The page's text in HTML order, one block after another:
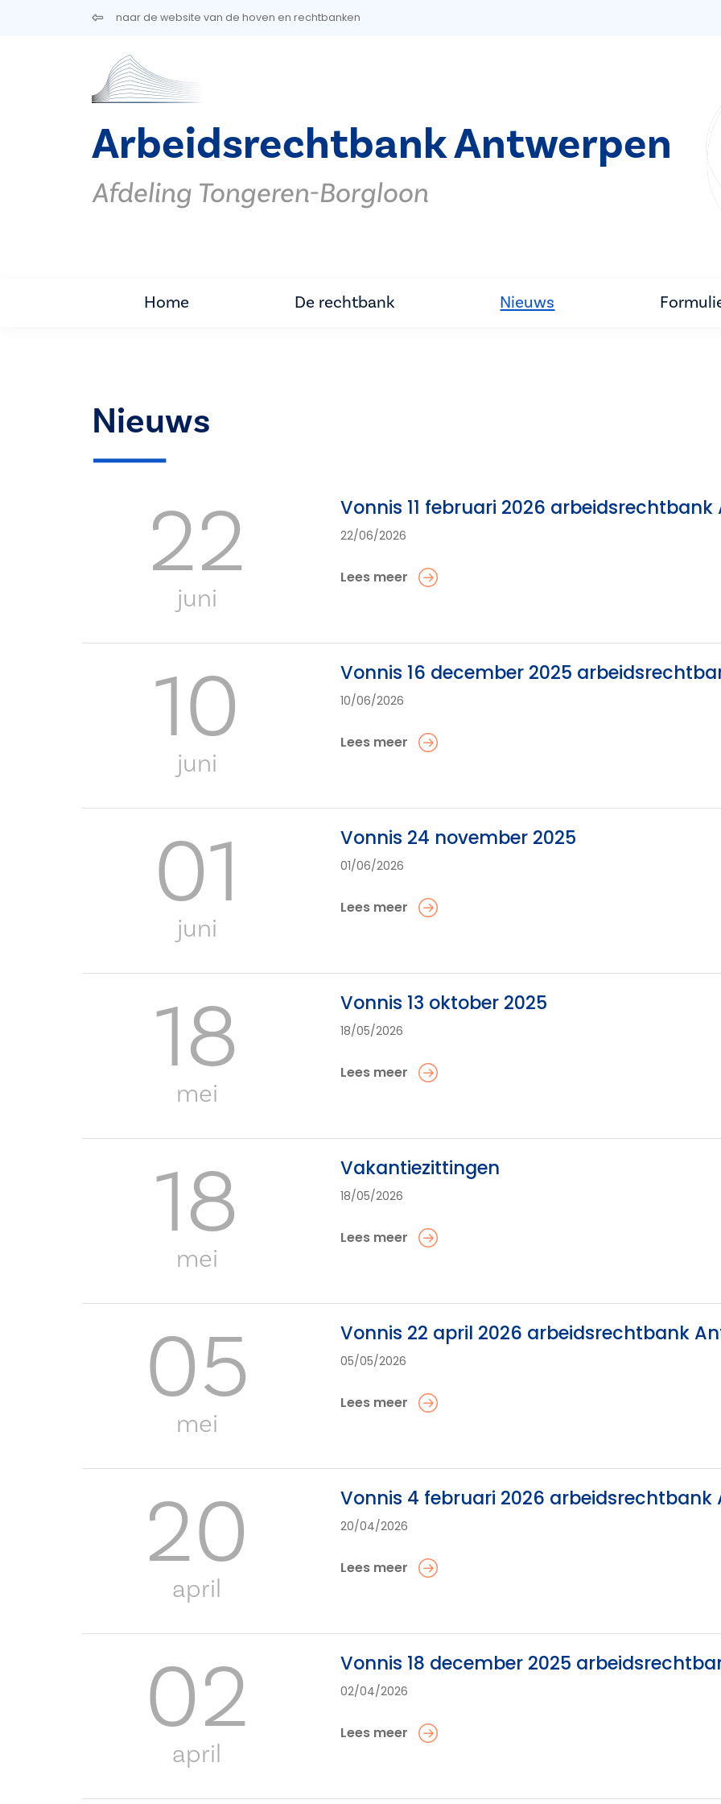
Overslaan en naar de inhoud gaannaar de website van de hoven en rechtbanken
Arbeidsrechtbank Antwerpen
Afdeling Tongeren-Borgloon
Home De rechtbank Nieuws
Nieuws
22
juni
Vonnis 11 februari 2026
22/06/2026
Lees meer
10
juni
Vonnis 16 december 2025
10/06/2026
Lees meer
01
juni
Vonnis 24 november 2025
01/06/2026
Lees meer
18
mei
Vonnis 13 oktober 2025
18/05/2026
Lees meer
18
mei
Vakantiezittingen
18/05/2026
Lees meer
05
mei
Vonnis 22 april 2026 arbeidsrechtbank
05/05/2026
Lees meer
20
april
Vonnis 4 februari 2026 arbeidsrechtbank
20/04/2026
Lees meer
02
april
Vonnis 18 december 2025
02/04/2026
Lees meer